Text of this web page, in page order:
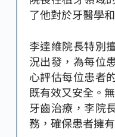
了他對於牙醫學
李達維院長特別
況出發，為每位
心評估每位患者
既有效又安全。
牙齒治療，李院
務，確保患者擁